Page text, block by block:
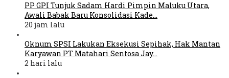
PP GPI Tunjuk Sadam Hardi Pimpin Maluku Utara,
Awali Babak Baru Konsolidasi Kade…
20 jam lalu
Oknum SPSI Lakukan Eksekusi Sepihak, Hak Mantan
Karyawan PT Matahari Sentosa Jay…
2 hari lalu